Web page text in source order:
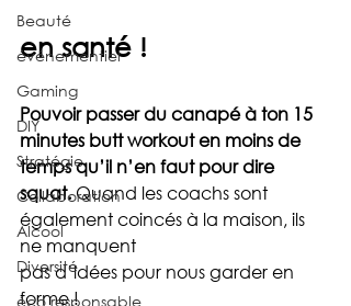
Beauté
événementiel
Gaming
DIY
Stratégie
Collaboration
Alcool
Diversité
éco responsable
en santé !
Pouvoir passer du canapé à ton 15
minutes butt workout en moins de
temps qu’il n’en faut pour dire
squat. Quand les coachs sont
également coincés à la maison, ils
ne manquent
pas d’idées pour nous garder en
forme !